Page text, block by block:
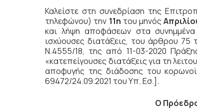
Καλείστε στη συνεδρίαση της
τηλεφώνου) την 11η του μηνός
και λήψη αποφάσεων στα
ισχύουσες διατάξεις, του άρθρου
Ν.4555/18, της από 11-03-2020
«κατεπείγουσες διατάξεις για τη
αποφυγής της διάδοσης του
69472/24.09.2021 του Υπ. Εσ.].
Ο